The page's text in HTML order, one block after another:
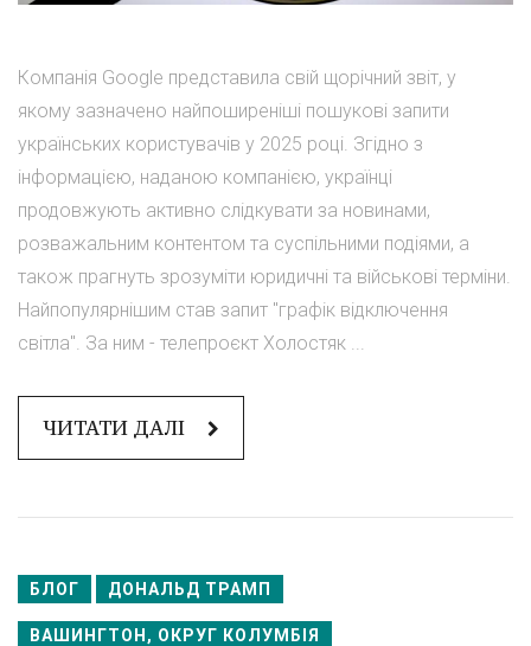
Компанія Google представила свій щорічний звіт, у
якому зазначено найпоширеніші пошукові запити
українських користувачів у 2025 році. Згідно з
інформацією, наданою компанією, українці
продовжують активно слідкувати за новинами,
розважальним контентом та суспільними подіями, а
також прагнуть зрозуміти юридичні та військові терміни.
Найпопулярнішим став запит "графік відключення
світла". За ним - телепроєкт Холостяк ...
ЧИТАТИ ДАЛІ
БЛОГ ДОНАЛЬД ТРАМП
ВАШИНГТОН, ОКРУГ КОЛУМБІЯ